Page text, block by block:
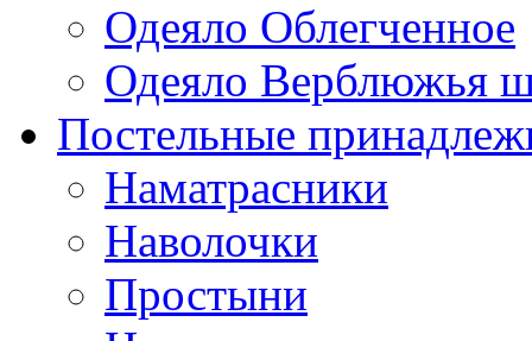
Одеяло Облегченное
Одеяло Верблюжья
Постельные
Наматрасники
Наволочки
Простыни